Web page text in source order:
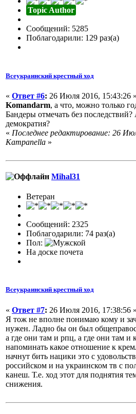
Topic Author
Сообщений: 5285
Поблагодарили: 129 раз(а)
Всеукраинский крестный ход
« Ответ #6: 26 Июля 2016, 15:43:26 »
Komandarm, а что, можно только
Бандеры отмечать без
демократия?
« Последнее редактирование: 26
Кampanella »
Mihal31
Ветеран
Сообщений: 2325
Поблагодарили: 74 раз(а)
Пол:
На доске почета
Всеукраинский крестный ход
« Ответ #7: 26 Июля 2016, 17:38:56 »
Я тож не вполне понимаю кому и
нужен. Ладно бы он был
а где они там и рпц, а где они там и
напоминать какое отношение к
начнут бить нацики это с
российском и на украинском тв с
канеш. Т.е. ход этот для поднятия
снижения.